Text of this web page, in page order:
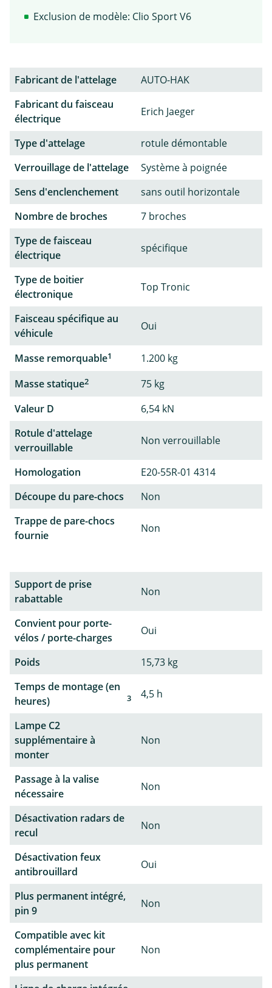
Exclusion de modèle: Clio Sport V6
Fabricant de l'attelage
AUTO-HAK
Fabricant du faisceau
électrique
Erich Jaeger
Type d'attelage
rotule démontable
Verrouillage de l'attelage
Système à poignée
Sens d'enclenchement
sans outil horizontale
Nombre de broches
7 broches
Type de faisceau
électrique
spécifique
Type de boitier
électronique
Top Tronic
Faisceau spécifique au
véhicule
Oui
Masse remorquable1
1.200 kg
Masse statique2
75 kg
Valeur D
6,54 kN
Rotule d'attelage
verrouillable
Non verrouillable
Homologation
E20-55R-01 4314
Découpe du pare-chocs
Non
Trappe de pare-chocs
fournie
Non
Support de prise
rabattable
Non
Convient pour porte-
vélos / porte-charges
Oui
Poids
15,73 kg
Temps de montage (en
heures)
3 4,5 h
Lampe C2
supplémentaire à
monter
Non
Passage à la valise
nécessaire
Non
Désactivation radars de
recul
Non
Désactivation feux
antibrouillard
Oui
Plus permanent intégré,
pin 9
Non
Compatible avec kit
complémentaire pour
plus permanent
Non